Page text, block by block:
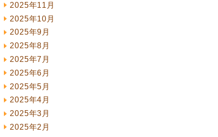
2025年11月
2025年10月
2025年9月
2025年8月
2025年7月
2025年6月
2025年5月
2025年4月
2025年3月
2025年2月